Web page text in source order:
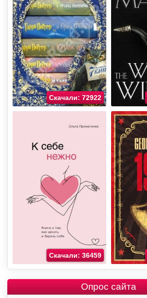
Скачали: 72922
Скачали: 36459
Опрос сайта